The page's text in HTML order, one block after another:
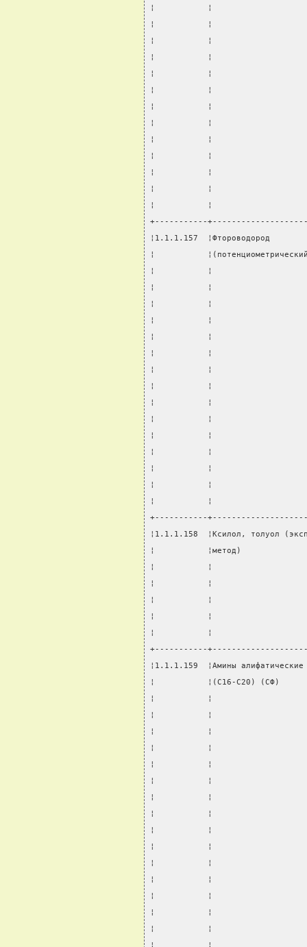
¦           ¦
¦           ¦
¦           ¦
¦           ¦
¦           ¦
¦           ¦
¦           ¦
¦           ¦
¦           ¦
¦           ¦
¦           ¦
¦           ¦
¦           ¦
+-----------
¦1.1.1.157  ¦Фтороводород
¦
¦           ¦
¦           ¦
¦           ¦
¦           ¦
¦           ¦
¦           ¦
¦           ¦
¦           ¦
¦           ¦
¦           ¦
¦           ¦
¦           ¦
¦           ¦
¦           ¦
¦           ¦
+-----------
¦1.1.1.158  ¦Ксилол, толуол
¦           ¦метод)
¦           ¦
¦           ¦
¦           ¦
¦           ¦
¦           ¦
+-----------
¦1.1.1.159  ¦Амины
¦           ¦(С16-С20) (СФ)
¦           ¦
¦           ¦
¦           ¦
¦           ¦
¦           ¦
¦           ¦
¦           ¦
¦           ¦
¦           ¦
¦           ¦
¦           ¦
¦           ¦
¦           ¦
¦           ¦
¦           ¦